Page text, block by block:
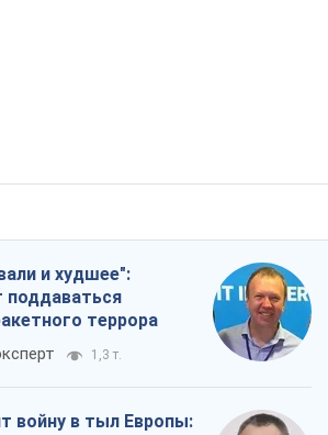
и худшее":
поддаваться
террора
1,3 т.
войну в тыл Европы: